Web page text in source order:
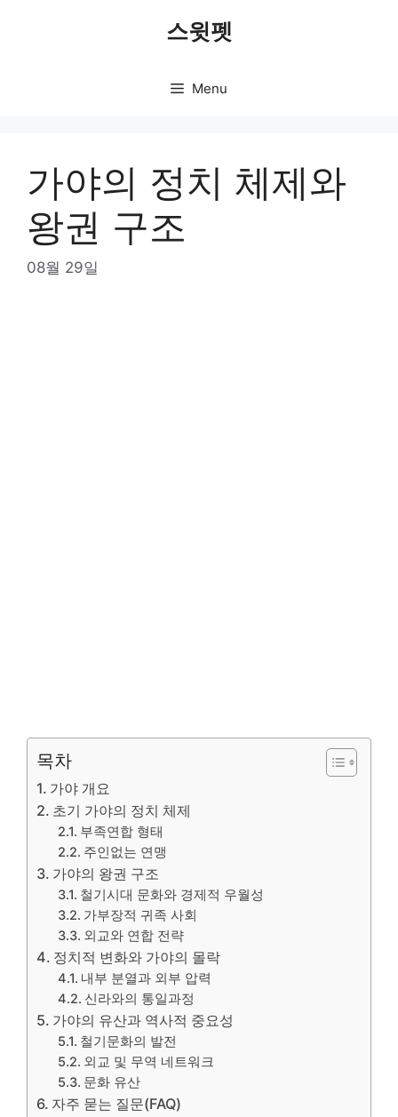
스윗펫
Menu
가야의 정치 체제와
왕권 구조
08월 29일
목차
가야 개요
초기 가야의 정치 체제
부족연합 형태
주인없는 연맹
가야의 왕권 구조
철기시대 문화와 경제적 우월성
가부장적 귀족 사회
외교와 연합 전략
정치적 변화와 가야의 몰락
내부 분열과 외부 압력
신라와의 통일과정
가야의 유산과 역사적 중요성
철기문화의 발전
외교 및 무역 네트워크
문화 유산
자주 묻는 질문(FAQ)